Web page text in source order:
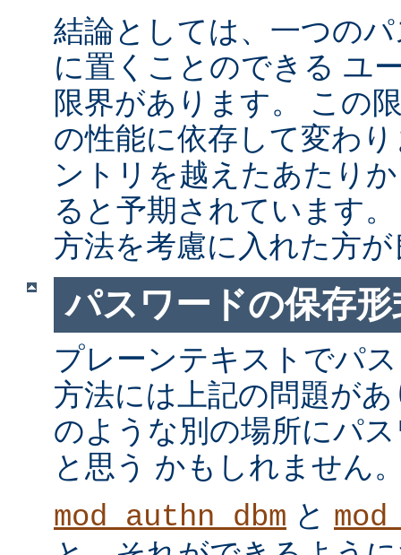
結論としては、一つの
に置くことのできる ユ
限界があります。 この
の性能に依存して変わ
ントリを越えたあたり
ると予期されています
方法を考慮に入れた方
パスワードの保存
プレーンテキストでパ
方法には上記の問題が
のような別の場所にパ
と思う かもしれません
mod_authn_dbm と